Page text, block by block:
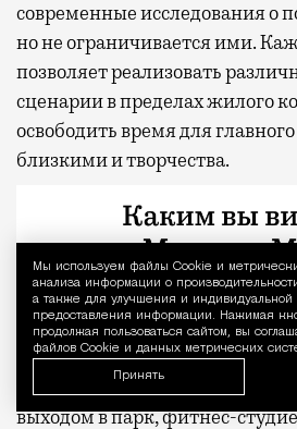
Мы используем файлы Сookie и
анализа информации о
а также для улучшения и индивидуальной
предоставления информации. Нажимая
продолжая пользоваться сайтом, вы
файлов Cookie и данных метрических
Принять
современные исследования о
но не ограничивается ими.
позволяет реализовать
сценарии в пределах жилого
освободить время для
близкими и творчества.
Так, в проекте «СИТИДЗЕН»
площадка на высоте 57-го
крытые и открытые
игровой партер с
отдыхать на ступеньках
лестниц, на пуфах и в
комплексе «МИРА» —
выходом в парк, фитнес-